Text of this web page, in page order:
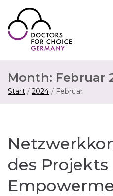
Inhalt
springen
Month: Februar
Start 2024 Februar
des Projekts